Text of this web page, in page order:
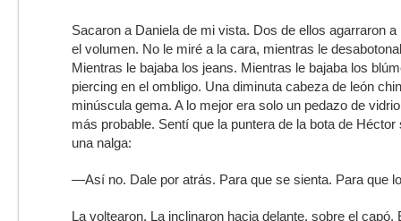
Sacaron a Daniela de mi vista. Dos de ellos agarraron
el volumen. No le miré a la cara, mientras le
Mientras le bajaba los jeans. Mientras le bajaba los
piercing en el ombligo. Una diminuta cabeza de león
minúscula gema. A lo mejor era solo un pedazo de
más probable. Sentí que la puntera de la bota de
una nalga:
—Así no. Dale por atrás. Para que se sienta. Para que
La voltearon. La inclinaron hacia delante, sobre el capó.